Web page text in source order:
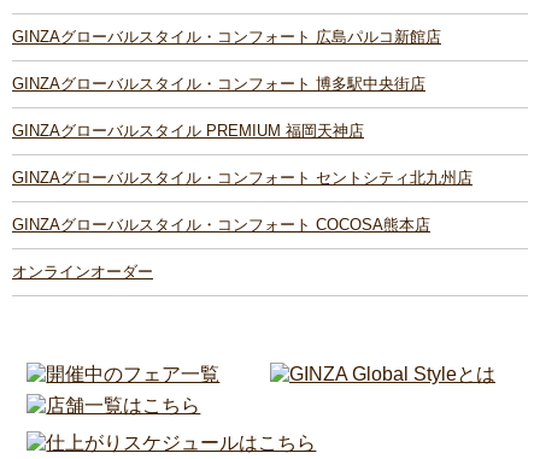
GINZAグローバルスタイル・コンフォート 広島パルコ新館店
GINZAグローバルスタイル・コンフォート 博多駅中央街店
GINZAグローバルスタイル PREMIUM 福岡天神店
GINZAグローバルスタイル・コンフォート セントシティ北九州店
GINZAグローバルスタイル・コンフォート COCOSA熊本店
オンラインオーダー